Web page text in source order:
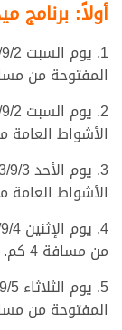
أولاً: برنامج
المفتوحة من مسافة 2 كم
الأشواط العامة من مسافة 2 كم
الأشواط العامة
من مسافة 4 كم.
المفتوحة من مسافة